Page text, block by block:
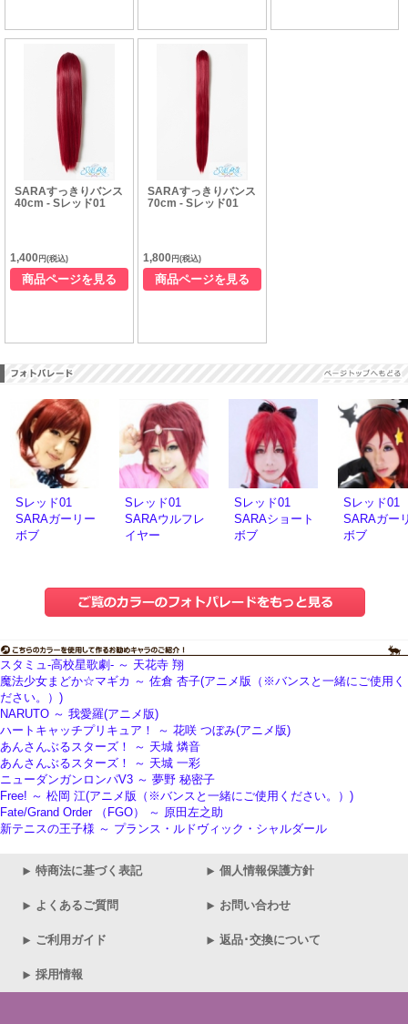
SARAすっきりバンス
40cm - Sレッド01
1,400 円(税込)
商品ページを見る
SARAすっきりバンス
70cm - Sレッド01
1,800円(税込)
商品ページを見る
Sレッド01
SARAガーリー
ボブ
Sレッド01
SARAウルフレ
イヤー
Sレッド01
SARAショート
ボブ
Sレッド01
SARAガー
ボブ
スタミュ-高校星歌劇- ～ 天花寺 翔
魔法少女まどか☆マギカ ～ 佐倉 杏子(アニメ版（※バンスと一緒にご使用く
ださい。）)
NARUTO ～ 我愛羅(アニメ版)
ハートキャッチプリキュア！ ～ 花咲 つぼみ(アニメ版)
あんさんぶるスターズ！ ～ 天城 燐音
あんさんぶるスターズ！ ～ 天城 一彩
ニューダンガンロンパV3 ～ 夢野 秘密子
Free! ～ 松岡 江(アニメ版（※バンスと一緒にご使用ください。）)
Fate/Grand Order （FGO） ～ 原田左之助
新テニスの王子様 ～ プランス・ルドヴィック・シャルダール
特商法に基づく表記 個人情報保護方針
よくあるご質問 お問い合わせ
ご利用ガイド 返品･交換について
採用情報